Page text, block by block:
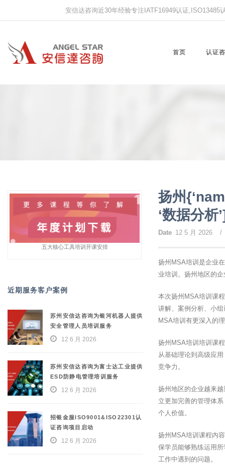
安信达咨询近30年经验专注IATF16949认证
首页 认证
扬州
‘数据分
Date 12 5 月 2026 /
扬州MSA培训是企业
业培训。扬州地区的
本次扬州MSA培训课
讲解、案例分析、小
MSA培训有更深入的
扬州MSA培训培训课
从基础理论到高级应
竞争力。
扬州地区的企业越来
立更加完善的管理体
个人价值。
扬州MSA培训课程内
保学员能够熟练运用
工作中遇到的问题。
五大核心工具培训开课安排
近期服务客户案例
苏州安信达咨询为银河机器人提供
安全管理人员培训服务
12 6 月 2026
苏州安信达咨询为富士达工业提供
ESD防静电管理培训服务
12 6 月 2026
招银金服ISO9001&ISO22301认
证咨询项目启动
12 6 月 2026